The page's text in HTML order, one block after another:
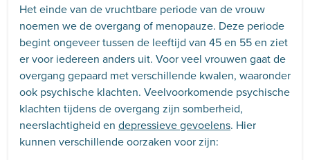
Het einde van de vruchtbare periode van de vrouw
noemen we de overgang of menopauze. Deze periode
begint ongeveer tussen de leeftijd van 45 en 55 en ziet
er voor iedereen anders uit. Voor veel vrouwen gaat de
overgang gepaard met verschillende kwalen, waaronder
ook psychische klachten. Veelvoorkomende psychische
klachten tijdens de overgang zijn somberheid,
neerslachtigheid en depressieve gevoelens. Hier
kunnen verschillende oorzaken voor zijn: